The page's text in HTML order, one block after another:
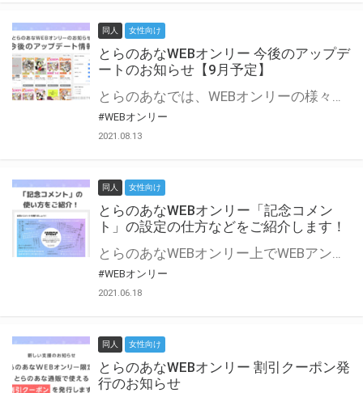
同人 女性向け
とらのあなWEBオンリー 今後のアップデ
ートのお知らせ【9月予定】
とらのあなでは、WEBオンリーの様々な支援を実施しています。 今回は2021年9月に実装を予定しているアップデート情報についてご紹介いたします。 とらのあなWEBオンリーサイトはこちら
#WEBオンリー
2021.08.13
同人 女性向け
とらのあなWEBオンリー「記念コメン
ト」の設定の仕方などをご紹介します！
とらのあなWEBオンリー上でWEBアンソロジーが作成できる「記念コメント」について、その使い方や作成手順を解説します！ 支援タイプを「サークル参加型」「サークル参加型・マルシェ(イベント会場)機能付き」でお申し込みいただいている主催者様はぜひご活用ください♪ とらのあなWEBオンリーサイトはこちら
#WEBオンリー
2021.06.18
同人 女性向け
とらのあなWEBオンリー 割引クーポン発
行のお知らせ